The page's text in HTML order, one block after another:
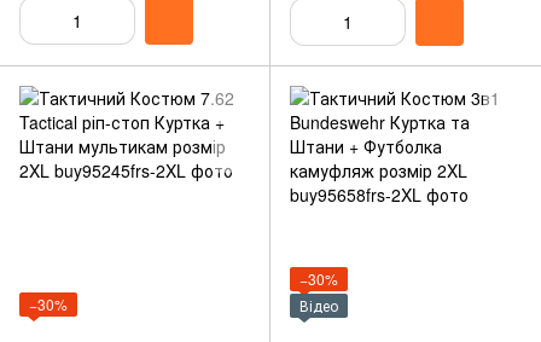
−30%
−30%
Відео